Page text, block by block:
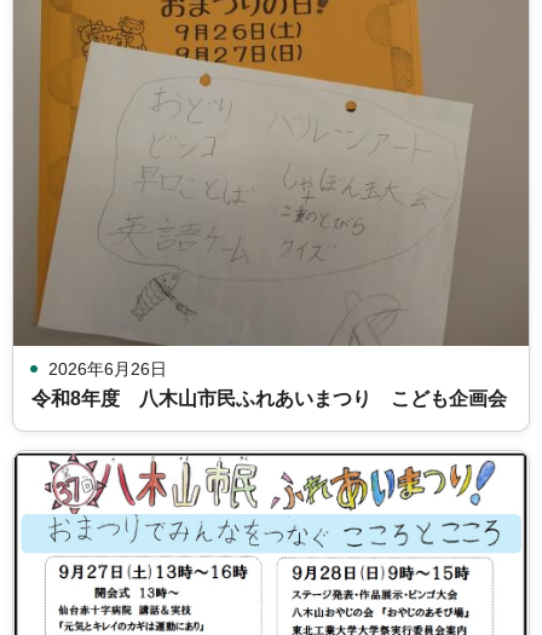
2026年6月26日
令和8年度 八木山市民ふれあいまつり こども企画会